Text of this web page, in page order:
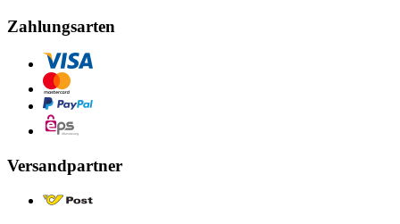
Zahlungsarten
Versandpartner